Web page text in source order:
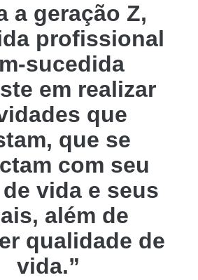
a geração Z,
profissional
sucedida
em realizar
que
que se
com seu
vida e seus
além de
qualidade de
vida.”